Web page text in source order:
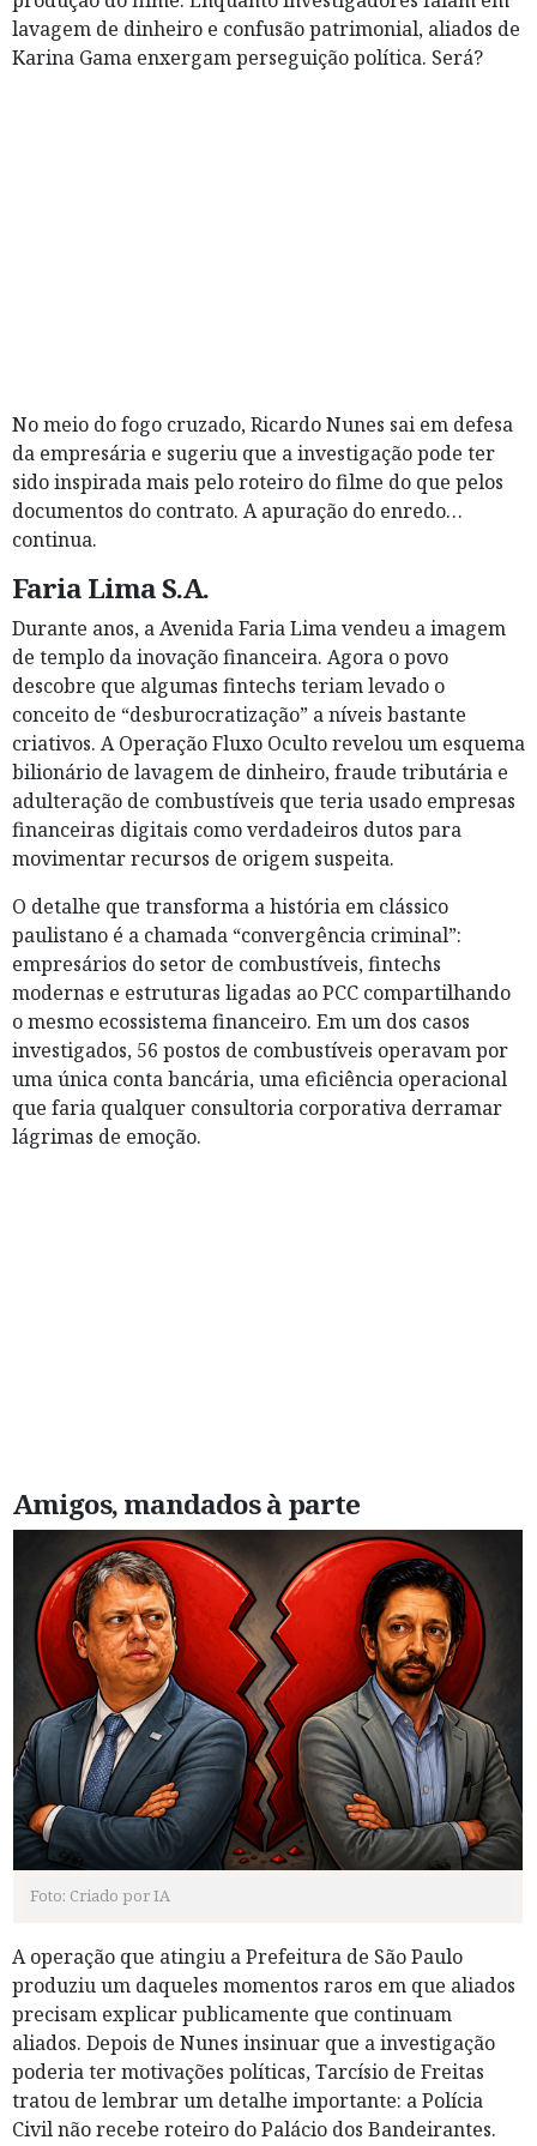
lavagem de dinheiro e confusão patrimonial, aliados de
Karina Gama enxergam perseguição política. Será?
No meio do fogo cruzado, Ricardo Nunes sai em defesa
da empresária e sugeriu que a investigação pode ter
sido inspirada mais pelo roteiro do filme do que pelos
documentos do contrato. A apuração do enredo…
continua.
Faria Lima S.A.
Durante anos, a Avenida Faria Lima vendeu a imagem
de templo da inovação financeira. Agora o povo
descobre que algumas fintechs teriam levado o
conceito de “desburocratização” a níveis bastante
criativos. A Operação Fluxo Oculto revelou um esquema
bilionário de lavagem de dinheiro, fraude tributária e
adulteração de combustíveis que teria usado empresas
financeiras digitais como verdadeiros dutos para
movimentar recursos de origem suspeita.
O detalhe que transforma a história em clássico
paulistano é a chamada “convergência criminal”:
empresários do setor de combustíveis, fintechs
modernas e estruturas ligadas ao PCC compartilhando
o mesmo ecossistema financeiro. Em um dos casos
investigados, 56 postos de combustíveis operavam por
uma única conta bancária, uma eficiência operacional
que faria qualquer consultoria corporativa derramar
lágrimas de emoção.
Amigos, mandados à parte
Foto: Criado por IA
A operação que atingiu a Prefeitura de São Paulo
produziu um daqueles momentos raros em que aliados
precisam explicar publicamente que continuam
aliados. Depois de Nunes insinuar que a investigação
poderia ter motivações políticas, Tarcísio de Freitas
tratou de lembrar um detalhe importante: a Polícia
Civil não recebe roteiro do Palácio dos Bandeirantes.